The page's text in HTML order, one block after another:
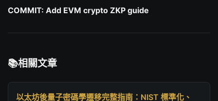
COMMIT: Add EVM crypto ZKP guide
相關文章
以太坊後量子密碼學遷移完整指南：NIST 標準化、